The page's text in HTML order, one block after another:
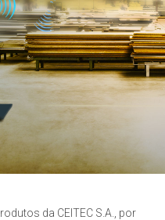
da CEITEC S.A.​, por